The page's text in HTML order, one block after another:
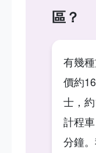
區？
有幾
價約
士，
計程
分鐘